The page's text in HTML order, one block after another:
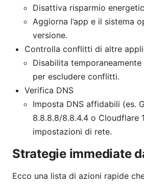
Disattiva risparmio
Aggiorna l’app e il sistema
versione.
Controlla conflitti di altre
Disabilita
per escludere conflitti.
Verifica DNS
Imposta DNS affidabili (es.
8.8.8.8/8.8.4.4 o Cloudflare
impostazioni di rete.
Strategie immediate
Ecco una lista di azioni rapide